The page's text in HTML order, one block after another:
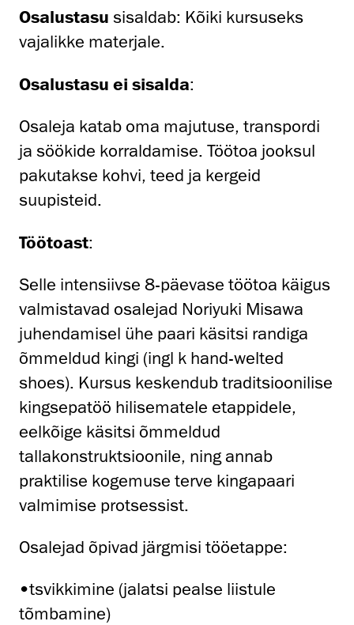
Osalustasu sisaldab: Kõiki kursuseks
vajalikke materjale.
Osalustasu ei sisalda:
Osaleja katab oma majutuse, transpordi
ja söökide korraldamise. Töötoa jooksul
pakutakse kohvi, teed ja kergeid
suupisteid.
Töötoast:
Selle intensiivse 8-päevase töötoa käigus
valmistavad osalejad Noriyuki Misawa
juhendamisel ühe paari käsitsi randiga
õmmeldud kingi (ingl k hand-welted
shoes). Kursus keskendub traditsioonilise
kingsepatöö hilisematele etappidele,
eelkõige käsitsi õmmeldud
tallakonstruktsioonile, ning annab
praktilise kogemuse terve kingapaari
valmimise protsessist.
Osalejad õpivad järgmisi tööetappe:
•tsvikkimine (jalatsi pealse liistule
tõmbamine)